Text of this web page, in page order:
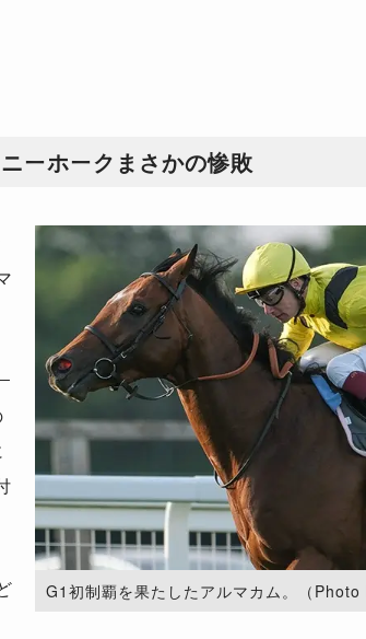
ーホークまさかの惨敗
G1初制覇を果たしたアルマカム。（